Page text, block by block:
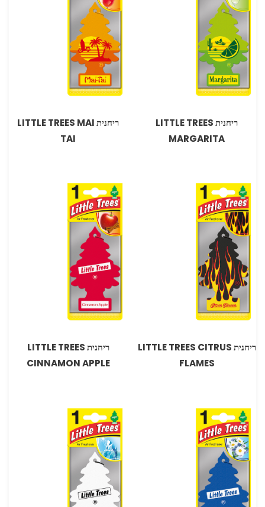
ריחנית LITTLE TREES
MARGARITA
ריחנית LITTLE TREES MAI
TAI
ריחנית LITTLE TREES CITRUS
FLAMES
ריחנית LITTLE TREES
CINNAMON APPLE